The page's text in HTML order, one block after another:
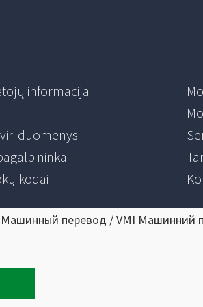
informacija
duomenys
kodai
перевод / VMI Машинний